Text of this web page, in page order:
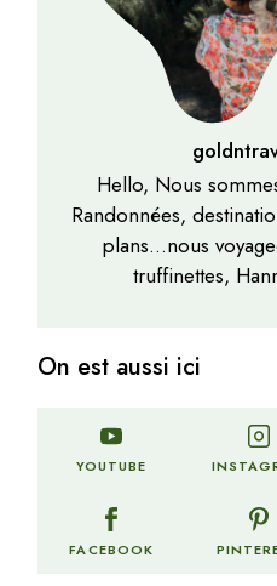
Hello, Nous
Randonnées,
plans…nous
truffinettes,
On est aussi ici
YOUTUBE
FACEBOOK